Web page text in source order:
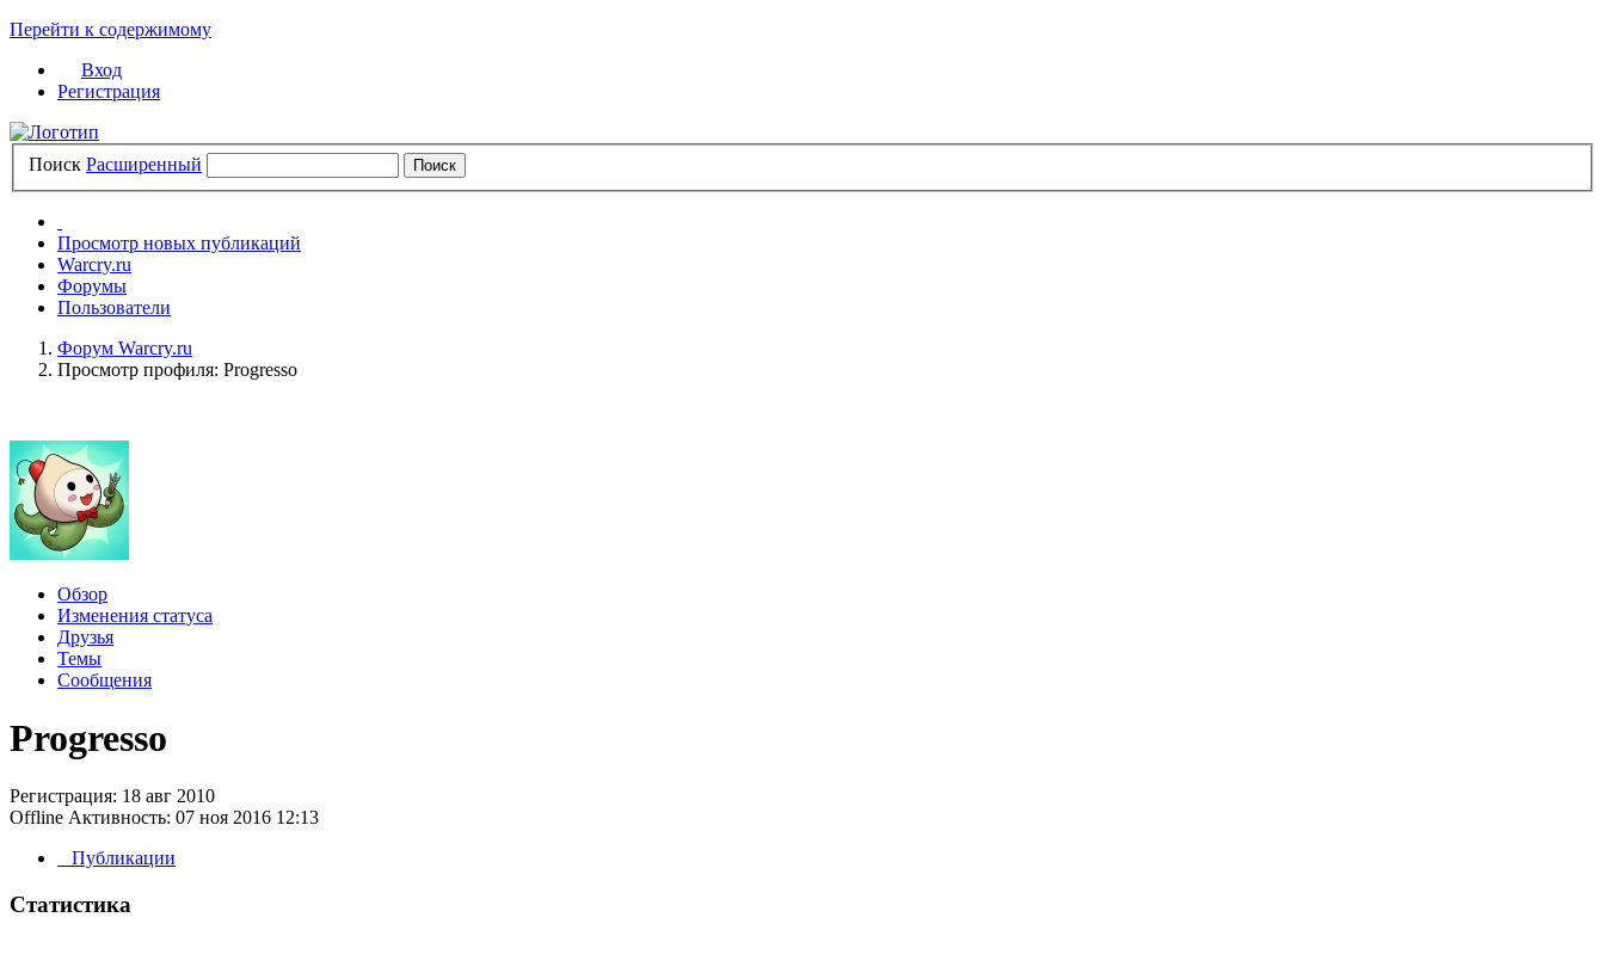
Перейти к содержимому
Вход
Регистрация
Поиск Расширенный
Просмотр новых публикаций
Warcry.ru
Форумы
Пользователи
Форум Warcry.ru
Просмотр профиля: Progresso
Обзор
Изменения статуса
Друзья
Темы
Сообщения
Progresso
Регистрация: 18 авг 2010
Offline Активность: 07 ноя 2016 12:13
Публикации
Статистика